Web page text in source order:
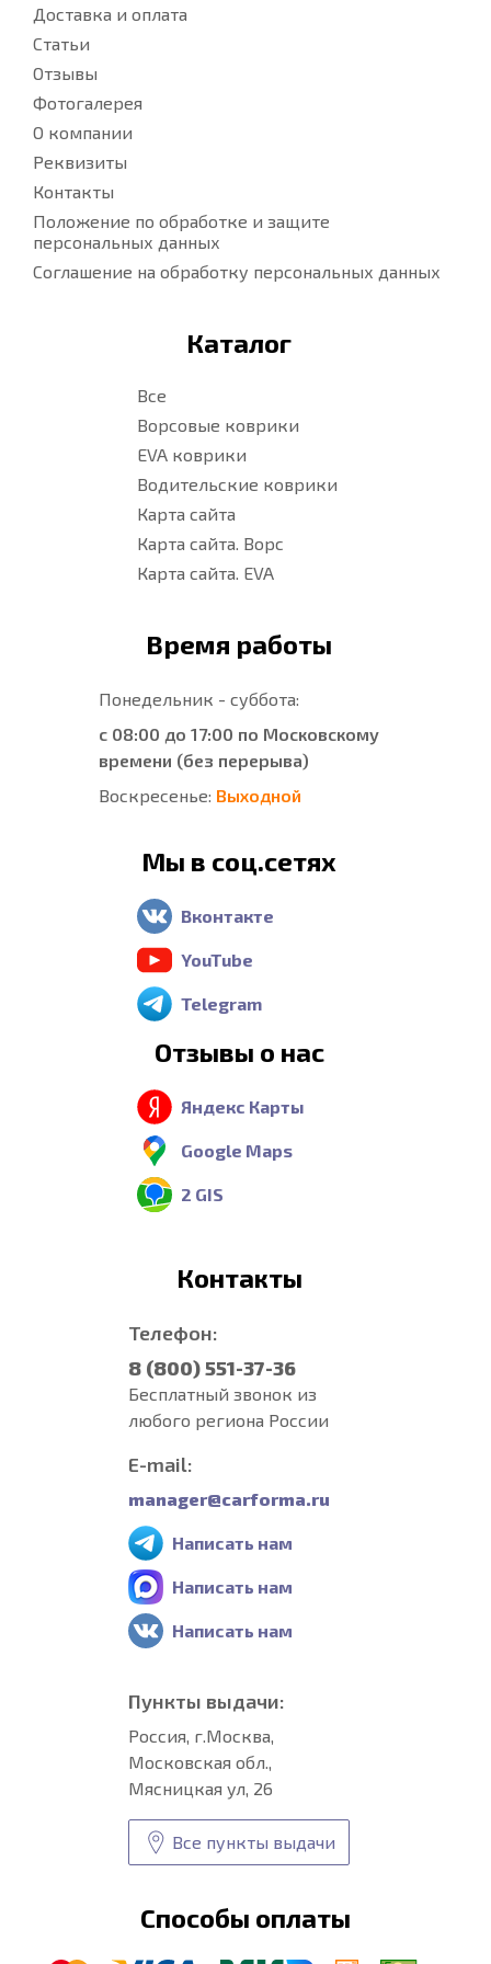
Доставка и оплата
Статьи
Отзывы
Фотогалерея
О компании
Реквизиты
Контакты
Положение по обработке и защите
персональных данных
Соглашение на обработку персональных данных
Каталог
Все
Ворсовые коврики
EVA коврики
Водительские коврики
Карта сайта
Карта сайта. Ворс
Карта сайта. EVA
Время работы
Понедельник - суббота:
с 08:00 до 17:00 по Московскому
времени (без перерыва)
Воскресенье: Выходной
Мы в соц.сетях
Вконтакте
YouTube
Telegram
Отзывы о нас
Яндекс Карты
Google Maps
2 GIS
Контакты
Телефон:
8 (800) 551-37-36
Бесплатный звонок из
любого региона России
E-mail:
manager@carforma.ru
Написать нам
Написать нам
Написать нам
Пункты выдачи:
Россия, г.Москва,
Московская обл.,
Мясницкая ул, 26
Все пункты выдачи
Способы оплаты